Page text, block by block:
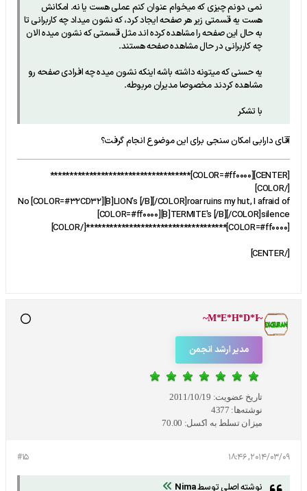
نمی دونم چیزی که میخوام عنوان کنم عملی هست یا نه. امکانش
هست یه قسمتی زیر هر صفحه ایجاد کرد، که نشون میداد چه کاربرانی تا
به حال این صفحه را مشاهده کرده اند مثل قسمتی که نشون میده الان
چه کاربرانی در حال مشاهده صفحه هستند.
یه حسنی که میتونه داشته باشه اینکه نشون میده چه افرادی صفحه رو
مشاهده کردند مخصوصا مدیران مربوطه.
با تشکر
آقای دارابی امکان سنجی برای این موضوع انجام گرفت؟
[CENTER][COLOR=#ff0000]************************************
[/COLOR]
No [COLOR=#32CD32][B]LION's [/B][/COLOR]roar ruins my hut, I afraid of
[COLOR=#ff0000][B]TERMITE's [/B][/COLOR]silence
[COLOR=#ff0000]************************************[/COLOR]
[/CENTER]
~M*E*H*D*I~
مدیر ارشد انجمن
تاریخ عضویت: 2011/10/19
نوشته‌ها: 4377
میزان تسلط به اکسل: 70.00
#15 2014/03/09, 18:46
نوشته اصلی توسطNima